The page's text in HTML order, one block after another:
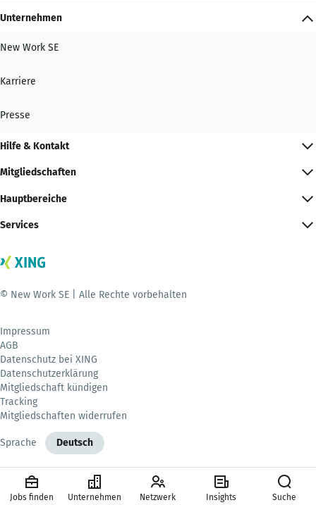
Unternehmen
New Work SE
Karriere
Presse
Hilfe & Kontakt
Mitgliedschaften
Hauptbereiche
Services
© New Work SE | Alle Rechte vorbehalten
Impressum
AGB
Datenschutz bei XING
Datenschutzerklärung
Mitgliedschaft kündigen
Tracking
Mitgliedschaften widerrufen
Sprache Deutsch
Jobs finden Unternehmen Netzwerk Insights Suche